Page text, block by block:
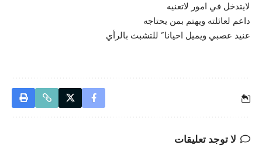
لايتدخل في امور لاتعنيه
داعم لعائلته ويهتم بمن يحتاجه
عنيد عصبي ويميل احيانا” للتشبث بالرأي
لا توجد تعليقات